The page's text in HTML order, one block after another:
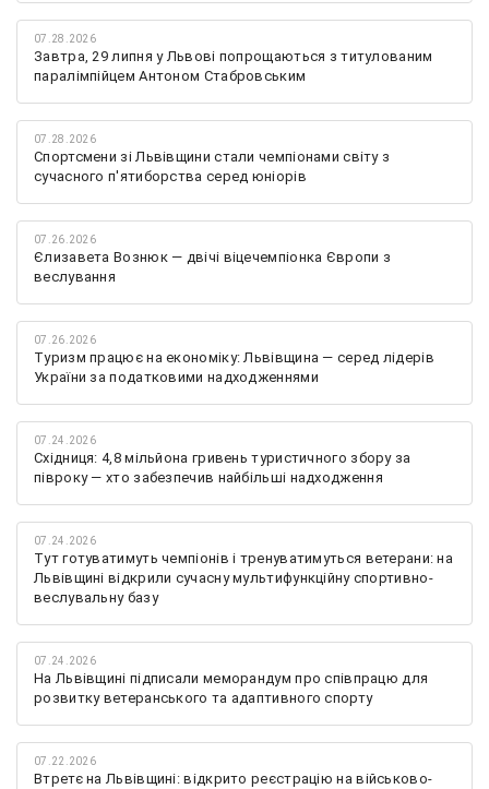
07.28.2026
Завтра, 29 липня у Львові попрощаються з титулованим
паралімпійцем Антоном Стабровським
07.28.2026
Спортсмени зі Львівщини стали чемпіонами світу з
сучасного п'ятиборства серед юніорів
07.26.2026
Єлизавета Вознюк — двічі віцечемпіонка Європи з
веслування
07.26.2026
Туризм працює на економіку: Львівщина — серед лідерів
України за податковими надходженнями
07.24.2026
Східниця: 4,8 мільйона гривень туристичного збору за
півроку — хто забезпечив найбільші надходження
07.24.2026
Тут готуватимуть чемпіонів і тренуватимуться ветерани: на
Львівщині відкрили сучасну мультифункційну спортивно-
веслувальну базу
07.24.2026
На Львівщині підписали меморандум про співпрацю для
розвитку ветеранського та адаптивного спорту
07.22.2026
Втретє на Львівщині: відкрито реєстрацію на військово-